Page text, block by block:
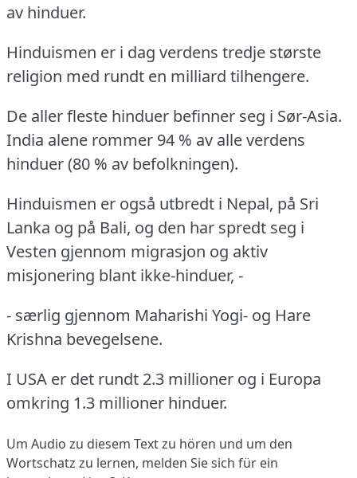
av hinduer.
Hinduismen er i dag verdens tredje største
religion med rundt en milliard tilhengere.
De aller fleste hinduer befinner seg i Sør-Asia.
India alene rommer 94 % av alle verdens
hinduer (80 % av befolkningen).
Hinduismen er også utbredt i Nepal, på Sri
Lanka og på Bali, og den har spredt seg i
Vesten gjennom migrasjon og aktiv
misjonering blant ikke-hinduer, -
- særlig gjennom Maharishi Yogi- og Hare
Krishna bevegelsene.
I USA er det rundt 2.3 millioner og i Europa
omkring 1.3 millioner hinduer.
Um Audio zu diesem Text zu hören und um den
Wortschatz zu lernen, melden Sie sich für ein